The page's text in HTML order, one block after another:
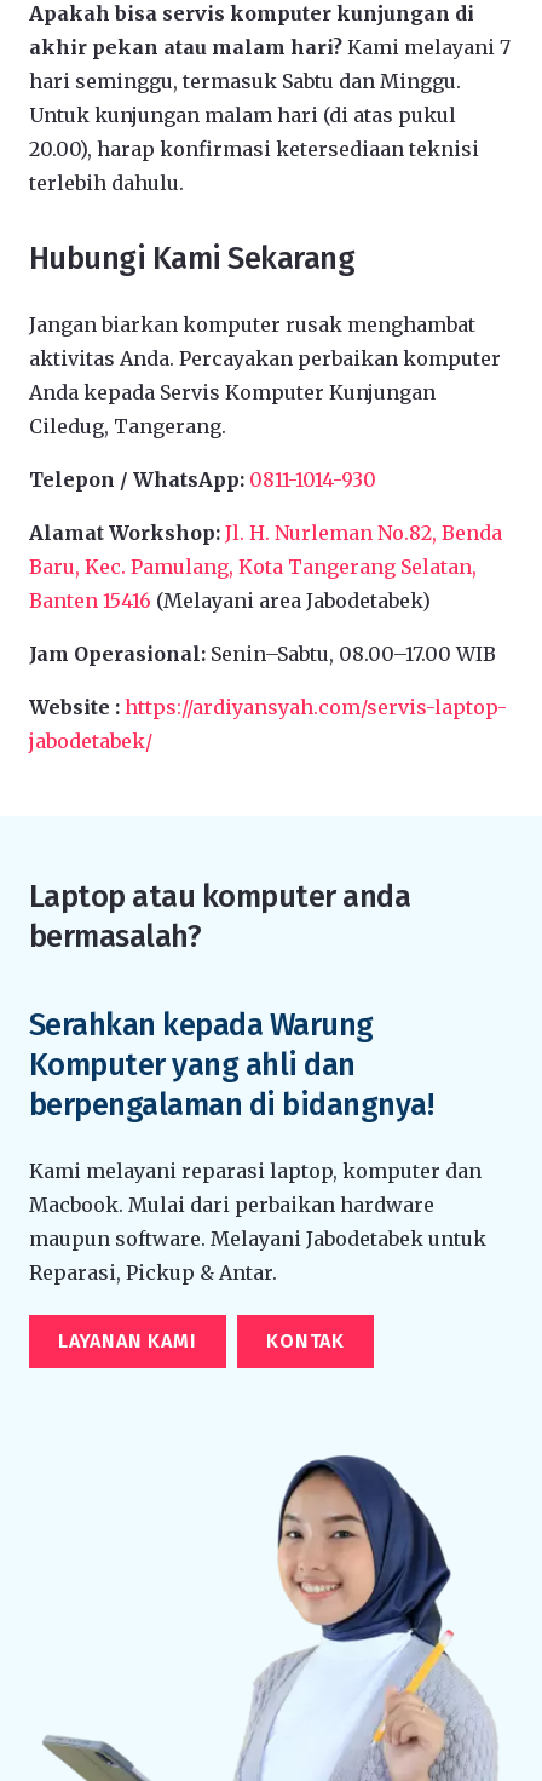
Apakah bisa servis komputer kunjungan di
akhir pekan atau malam hari? Kami melayani 7
hari seminggu, termasuk Sabtu dan Minggu.
Untuk kunjungan malam hari (di atas pukul
20.00), harap konfirmasi ketersediaan teknisi
terlebih dahulu.
Hubungi Kami Sekarang
Jangan biarkan komputer rusak menghambat
aktivitas Anda. Percayakan perbaikan komputer
Anda kepada Servis Komputer Kunjungan
Ciledug, Tangerang.
Telepon / WhatsApp: 0811-1014-930
Alamat Workshop: Jl. H. Nurleman No.82, Benda
Baru, Kec. Pamulang, Kota Tangerang Selatan,
Banten 15416 (Melayani area Jabodetabek)
Jam Operasional: Senin–Sabtu, 08.00–17.00 WIB
Website : https://ardiyansyah.com/servis-laptop-
jabodetabek/
Laptop atau komputer anda
bermasalah?
Serahkan kepada Warung
Komputer yang ahli dan
berpengalaman di bidangnya!
Kami melayani reparasi laptop, komputer dan
Macbook. Mulai dari perbaikan hardware
maupun software. Melayani Jabodetabek untuk
Reparasi, Pickup & Antar.
LAYANAN KAMI KONTAK